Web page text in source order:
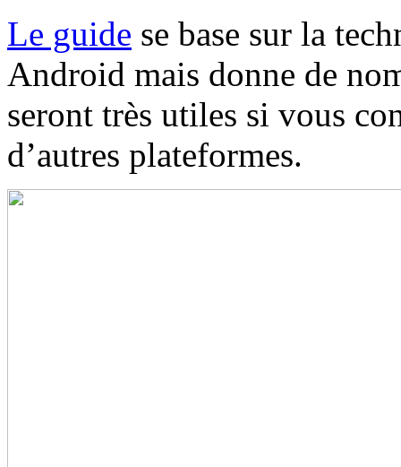
Le guide se base sur la
Android mais donne de
seront très utiles si vous
d’autres plateformes.